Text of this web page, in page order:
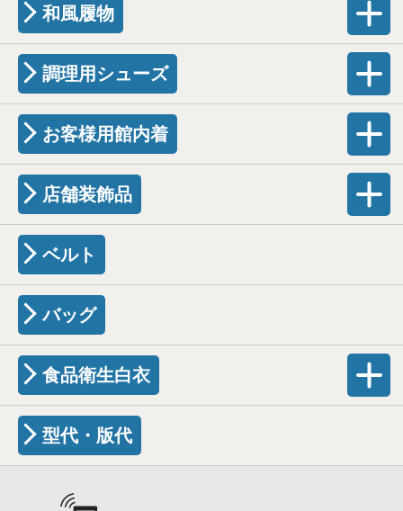
和風履物
調理用シューズ
お客様用館内着
店舗装飾品
ベルト
バッグ
食品衛生白衣
型代・版代